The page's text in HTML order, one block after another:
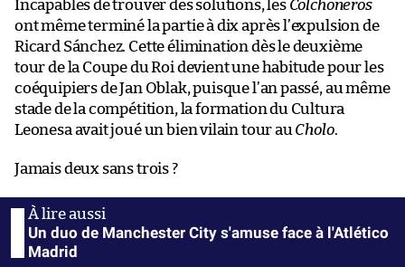
Incapables de trouver des solutions, les Colchoneros
ont même terminé la partie à dix après l’expulsion de
Ricard Sánchez. Cette élimination dès le deuxième
tour de la Coupe du Roi devient une habitude pour les
coéquipiers de Jan Oblak, puisque l’an passé, au même
stade de la compétition, la formation du Cultura
Leonesa avait joué un bien vilain tour au Cholo.
Jamais deux sans trois ?
Un duo de Manchester City s'amuse face à l'Atlético
Madrid